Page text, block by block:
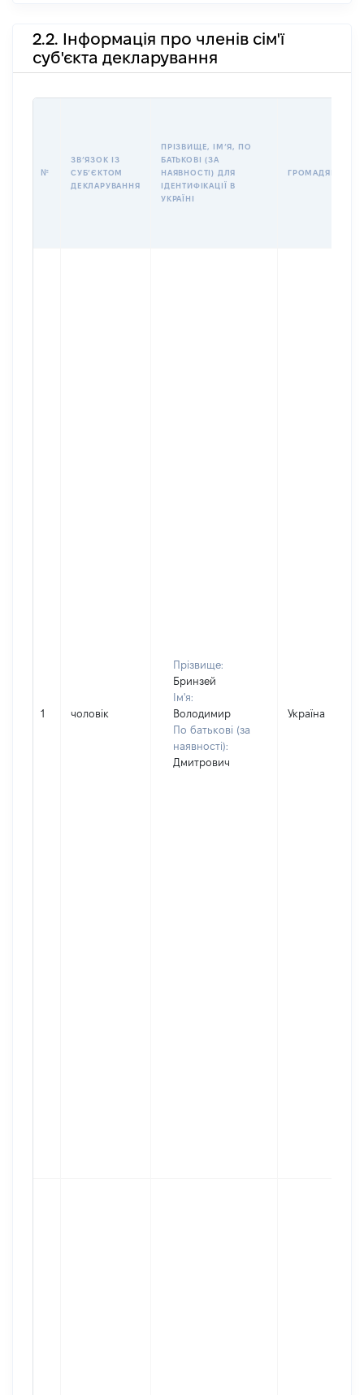
2.2. Інформація про членів сім'ї
суб'єкта декларування
№
ЗВʼЯЗОК ІЗ
СУБʼЄКТОМ
ДЕКЛАРУВАННЯ
ПРІЗВИЩЕ, ІМʼЯ, ПО
БАТЬКОВІ (ЗА
НАЯВНОСТІ) ДЛЯ
ІДЕНТИФІКАЦІЇ В
УКРАЇНІ
ГРОМАДЯНСТВО
1 чоловік
Прізвище:
Бринзей
Ім'я:
Володимир
По батькові (за
наявності):
Дмитрович
Україна